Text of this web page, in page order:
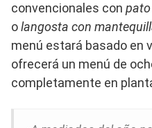
convencionales con pato
olangosta con
menú estará basado en
ofrecerá un menú de
completamente en